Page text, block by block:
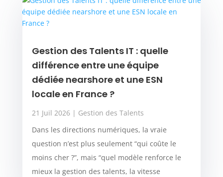
Gestion des Talents IT : quelle
différence entre une équipe
dédiée nearshore et une ESN
locale en France ?
21 Juil 2026| Gestion des Talents
Dans les directions numériques, la vraie
question n’est plus seulement “qui coûte le
moins cher ?”, mais “quel modèle renforce le
mieux la gestion des talents, la vitesse